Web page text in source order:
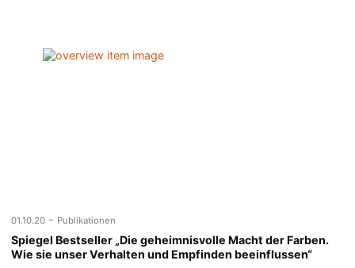
01.10.20 - Publikationen
Spiegel Bestseller „Die geheimnisvolle Macht der Farben.
Wie sie unser Verhalten und Empfinden beeinflussen“